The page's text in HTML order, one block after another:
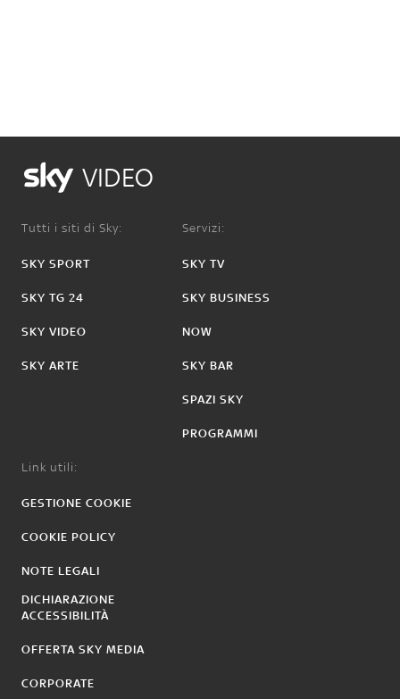
VIDEO
Tutti i siti di Sky:
SKY SPORT
SKY TG 24
SKY VIDEO
SKY ARTE
Servizi:
SKY TV
SKY BUSINESS
NOW
SKY BAR
SPAZI SKY
PROGRAMMI
Link utili:
GESTIONE COOKIE
COOKIE POLICY
NOTE LEGALI
DICHIARAZIONE
ACCESSIBILITÀ
OFFERTA SKY MEDIA
CORPORATE